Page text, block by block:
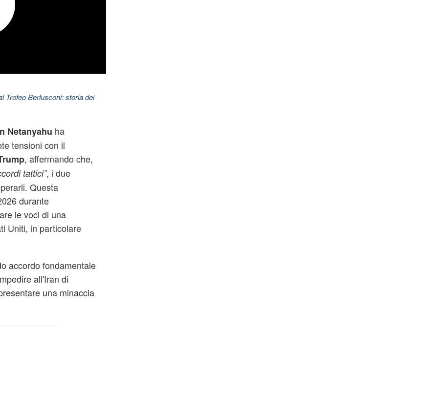
Trofeo Berlusconi: storia dei
Netanyahu ha
tensioni con il
, affermando che,
tattici”, i due
Questa
durante
le voci di una
Uniti, in particolare
accordo fondamentale
all'Iran di
una minaccia